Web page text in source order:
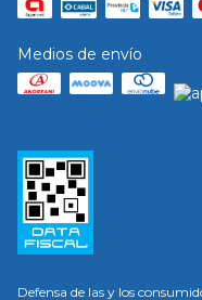
Medios de envío
Defensa de las y los